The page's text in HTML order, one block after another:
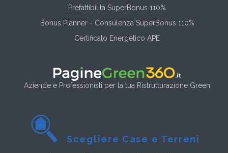
Prefattibilità SuperBonus 110%
Bonus Planner - Consulenza SuperBonus 110%
Certificato Energetico APE
Aziende e Professionisti per la tua Ristrutturazione Green
Scegliere Case e Terreni